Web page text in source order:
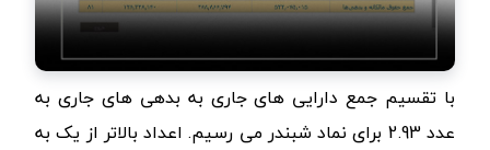
با تقسیم جمع دارایی های جاری به بدهی های جاری به
عدد 2.93 برای نماد شبندر می رسیم. اعداد بالاتر از یک به